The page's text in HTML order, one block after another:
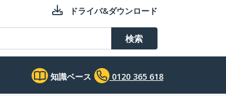
ドライバ&ダウンロード
検索
知識ベース 0120 365 618